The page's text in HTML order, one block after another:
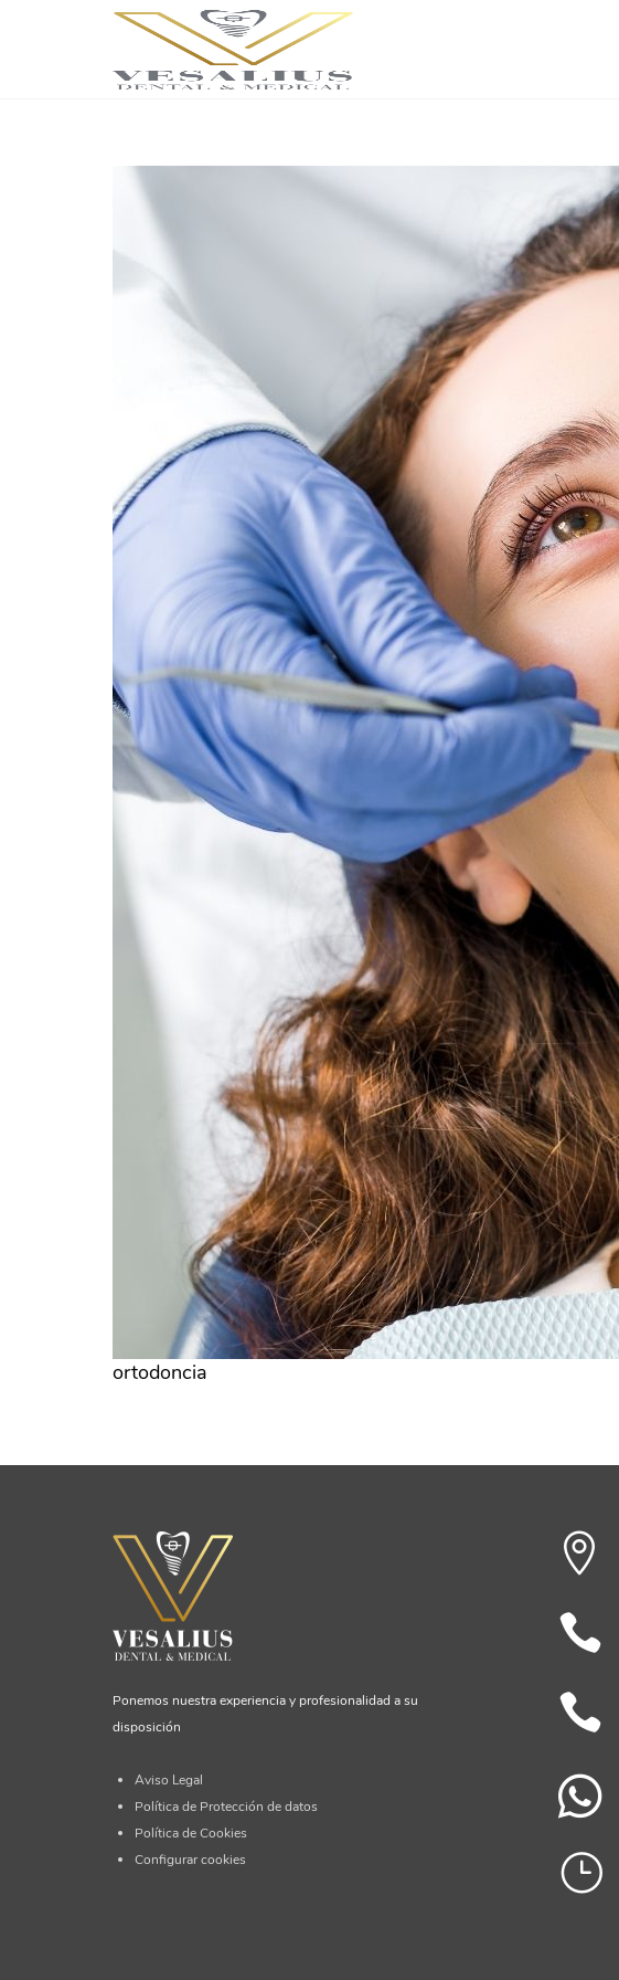
ortodoncia
Ponemos nuestra experiencia y profesionalidad a su
disposición
Aviso Legal
Política de Protección de datos
Política de Cookies
Configurar cookies